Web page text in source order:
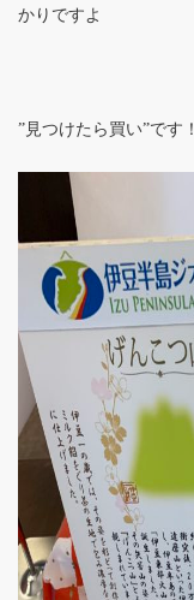
かりですよ
”見つけたら買い”です！